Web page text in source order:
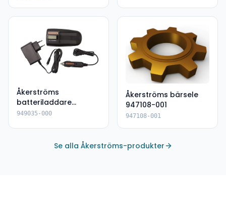
Åkerströms
batteriladdare
949035-000
949035-000
Åkerströms bärsele
947108-001
947108-001
Se alla Åkerströms-produkter